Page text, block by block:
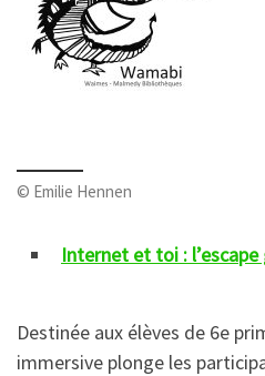
© Emilie Hennen
Internet et toi : l’escape
Destinée aux élèves de 6e
immersive plonge les